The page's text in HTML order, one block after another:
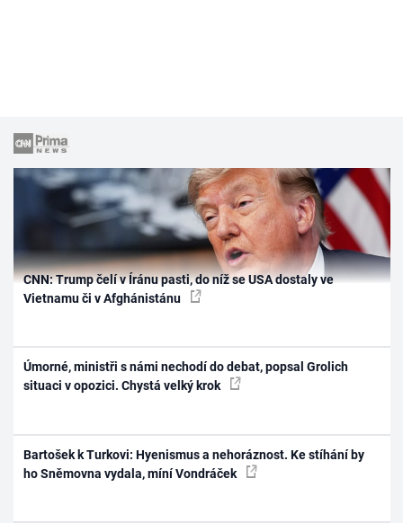
CNN: Trump čelí v Íránu pasti, do níž se USA dostaly ve
Vietnamu či v Afghánistánu
Úmorné, ministři s námi nechodí do debat, popsal Grolich
situaci v opozici. Chystá velký krok
Bartošek k Turkovi: Hyenismus a nehoráznost. Ke stíhání by
ho Sněmovna vydala, míní Vondráček